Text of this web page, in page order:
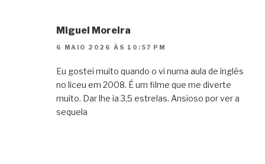
Miguel Moreira
6 MAIO 2026 ÀS 10:57 PM
Eu gostei muito quando o vi numa aula de inglês
no liceu em 2008. É um filme que me diverte
muito. Dar lhe ia 3,5 estrelas. Ansioso por ver a
sequela